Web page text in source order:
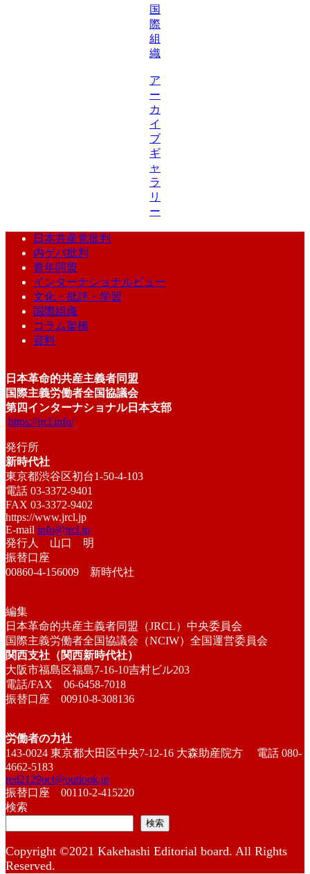
国
際
組
織
ア
ー
カ
イ
ブ
ギ
ャ
ラ
リ
ー
日本共産党批判
内ゲバ批判
青年同盟
インターナショナルビュー
文化・批評・学習
国際組織
コラム架橋
資料
日本革命的共産主義者同盟
国際主義労働者全国協議会
第四インターナショナル日本支部
https://jrcl.info/
発行所
新時代社
東京都渋谷区初台1-50-4-103
電話 03-3372-9401
FAX 03-3372-9402
https://www.jrcl.jp
E-mail info@jrcl.jp
発行人 山口 明
振替口座
00860-4-156009 新時代社
編集
日本革命的共産主義者同盟（JRCL）中央委員会
国際主義労働者全国協議会（NCIW）全国運営委員会
関西支社（関西新時代社）
大阪市福島区福島7-16-10吉村ビル203
電話/FAX 06-6458-7018
振替口座 00910-8-308136
労働者の力社
143-0024 東京都大田区中央7-12-16 大森助産院方 電話 080-
4662-5183
red2129oct@outlook.jp
振替口座 00110-2-415220
検索
検索
Copyright ©2021 Kakehashi Editorial board. All Rights
Reserved.